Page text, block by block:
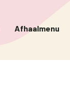
Afhaalmenu